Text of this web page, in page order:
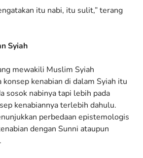
itu nabi, itu sulit,” terang
Syiah
mewakili Muslim Syiah
kenabian di dalam Syiah itu
sosok nabinya tapi lebih pada
kenabiannya terlebih dahulu.
perbedaan epistemologis
dengan Sunni ataupun